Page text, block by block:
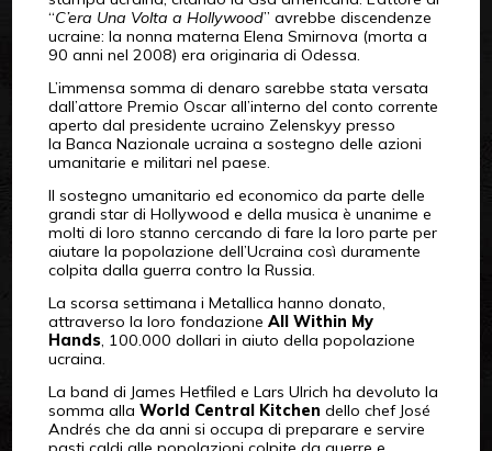
“C’era Una Volta a Hollywood” avrebbe discendenze
ucraine: la nonna materna Elena Smirnova (morta a
90 anni nel 2008) era originaria di Odessa.
L’immensa somma di denaro sarebbe stata versata
dall’attore Premio Oscar all’interno del conto corrente
aperto dal presidente ucraino Zelenskyy presso
la Banca Nazionale ucraina a sostegno delle azioni
umanitarie e militari nel paese.
Il sostegno umanitario ed economico da parte delle
grandi star di Hollywood e della musica è unanime e
molti di loro stanno cercando di fare la loro parte per
aiutare la popolazione dell’Ucraina così duramente
colpita dalla guerra contro la Russia.
La scorsa settimana i Metallica hanno donato,
attraverso la loro fondazione All Within My
Hands, 100.000 dollari in aiuto della popolazione
ucraina.
La band di James Hetfiled e Lars Ulrich ha devoluto la
somma alla World Central Kitchen dello chef José
Andrés che da anni si occupa di preparare e servire